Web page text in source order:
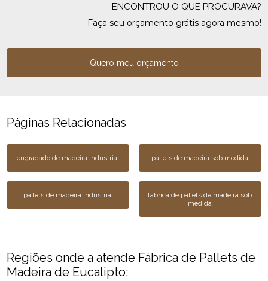
ENCONTROU O QUE PROCURAVA?
Faça seu orçamento grátis agora mesmo!
Quero meu orçamento
Páginas Relacionadas
engradado de madeira industrial pallets de madeira sob medida
pallets de madeira industrial
fábrica de pallets de madeira sob
medida
Regiões onde a atende Fábrica de Pallets de
Madeira de Eucalipto: